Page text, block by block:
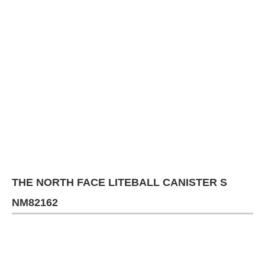
THE NORTH FACE LITEBALL CANISTER S
NM82162